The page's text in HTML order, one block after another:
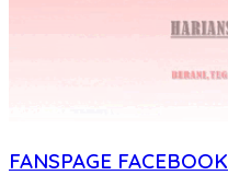
FANSPAGE FACEBOOK